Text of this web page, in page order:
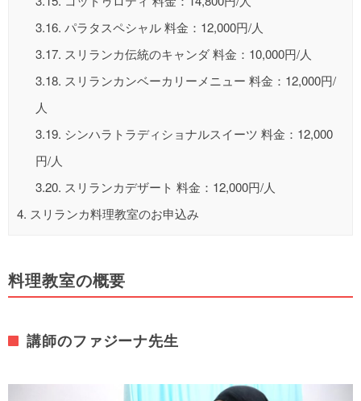
3.16. パラタスペシャル 料金：12,000円/人
3.17. スリランカ伝統のキャンダ 料金：10,000円/人
3.18. スリランカンベーカリーメニュー 料金：12,000円/
人
3.19. シンハラトラディショナルスイーツ 料金：12,000
円/人
3.20. スリランカデザート 料金：12,000円/人
4. スリランカ料理教室のお申込み
料理教室の概要
講師のファジーナ先生